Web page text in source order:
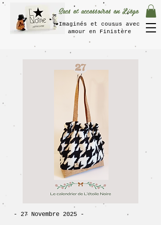
Imaginés et cousus avec
amour en Finistère
Sacs et accessoires en Liège
- 27 Novembre 2025 -